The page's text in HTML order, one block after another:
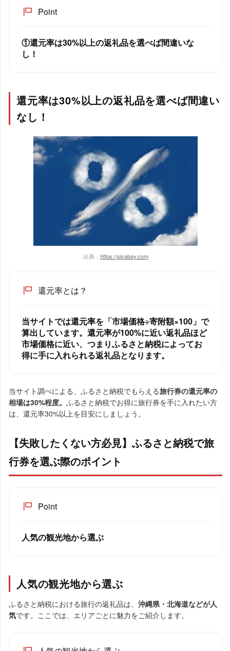
Point
①還元率は30%以上の返礼品を選べば間違いな
し！
還元率は30%以上の返礼品を選べば間違い
なし！
出典： https://pixabay.com
還元率とは？
当サイトでは還元率を「市場価格÷寄附額×100」で
算出しています。還元率が100%に近い返礼品ほど
市場価格に近い、つまりふるさと納税によってお
得に手に入れられる返礼品となります。
当サイト調べによる、ふるさと納税でもらえる旅行券の還元率の
相場は30%程度。 ふるさと納税でお得に旅行券を手に入れたい方
は、還元率30%以上を目安にしましょう。
【失敗したくない方必見】ふるさと納税で旅
行券を選ぶ際のポイント
Point
人気の観光地から選ぶ
人気の観光地から選ぶ
ふるさと納税における旅行の返礼品は、 沖縄県・北海道などが人
気です。ここでは、エリアごとに魅力をご紹介します。